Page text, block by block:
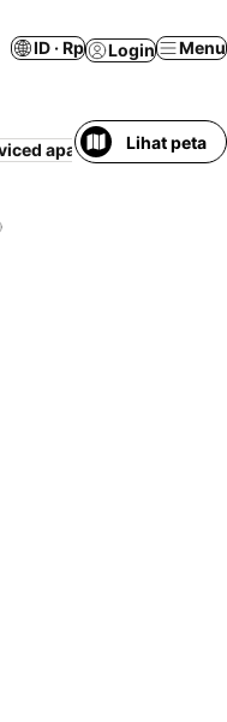
ID · Rp Login Menu
apartment Wi-Fi AC
Lihat peta